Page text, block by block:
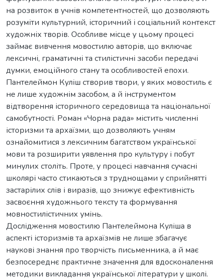
на розвиток в учнів компетентностей, що дозволяють
розуміти культурний, історичний і соціальний контекст
художніх творів. Особливе місце у цьому процесі
займає вивчення мовостилю авторів, що включає
лексичні, граматичні та стилістичні засоби передачі
думки, емоційного стану та особливостей епохи.
Пантелеймон Куліш створив твори, у яких мовостиль є
не лише художнім засобом, а й інструментом
відтворення історичного середовища та національної
самобутності. Роман «Чорна рада» містить численні
історизми та архаїзми, що дозволяють учням
ознайомитися з лексичним багатством української
мови та розширити уявлення про культуру і побут
минулих століть. Проте, у процесі навчання сучасні
школярі часто стикаються з труднощами у сприйнятті
застарілих слів і виразів, що знижує ефективність
засвоєння художнього тексту та формування
мовностилістичних умінь.
Дослідження мовостилю Пантелеймона Куліша в
аспекті історизмів та архаїзмів не лише збагачує
наукові знання про творчість письменника, а й має
безпосереднє практичне значення для вдосконалення
методики викладання української літератури у школі.